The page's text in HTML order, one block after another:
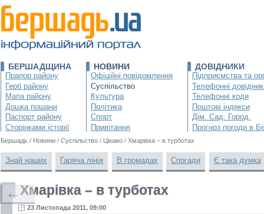
БЕРШАДЩИНА
Прапор району
Герб району
Мапа району
Дошка пошани
Паспорт району
Сторінками історії
НОВИНИ
Офіційні повідомлення
Суспільство
Культура
Політика
Спорт
Привітання
ДОВІДНИКИ
Підприємства та
Телефонні
Телефонні коди
Поштові індекси
Дім. Сад. Город.
Прогноз погоди в
Бершадь / Новини / Суспільство / Цікаво / Хмарівка – в турботах
Знай наших Гаряча лінія В громадах Спогади Є така думка
Хмарівка – в турботах
23 Листопада 2011, 09:00
←